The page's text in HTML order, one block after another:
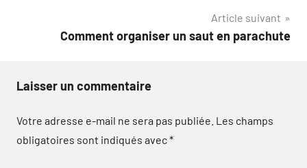
Article suivant
Comment organiser un saut en parachute
Laisser un commentaire
Votre adresse e-mail ne sera pas publiée. Les champs
obligatoires sont indiqués avec*